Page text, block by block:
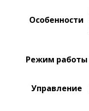
Особенности
Режим работы
Управление